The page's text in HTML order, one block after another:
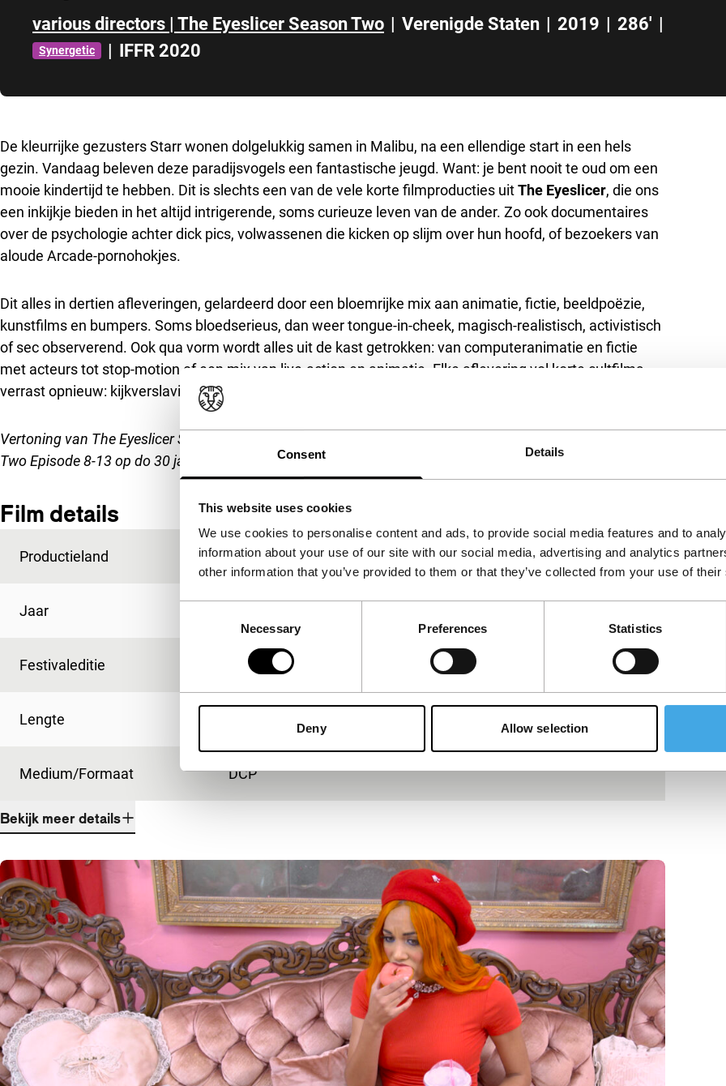
Consent Details
This website uses cookies
We use cookies to personalise content and ads, to provide social media features and to
information about your use of our site with our social media, advertising and analytics
other information that you’ve provided to them or that they’ve collected from your use of
Necessary Preferences Statistics
Deny Allow selection
various directors | The Eyeslicer Season Two | Verenigde Staten | 2019 | 286' |
Synergetic | IFFR 2020
De kleurrijke gezusters Starr wonen dolgelukkig samen in Malibu, na een ellendige start in een hels
gezin. Vandaag beleven deze paradijsvogels een fantastische jeugd. Want: je bent nooit te oud om een
mooie kindertijd te hebben. Dit is slechts een van de vele korte filmproducties uitThe Eyeslicer, die ons
een inkijkje bieden in het altijd intrigerende, soms curieuze leven van de ander. Zo ook documentaires
over de psychologie achter dick pics, volwassenen die kicken op slijm over hun hoofd, of bezoekers van
aloude Arcade-pornohokjes.
Dit alles in dertien afleveringen, gelardeerd door een bloemrijke mix aan animatie, fictie, beeldpoëzie,
kunstfilms en bumpers. Soms bloedserieus, dan weer tongue-in-cheek, magisch-realistisch, activistisch
of sec observerend. Ook qua vorm wordt alles uit de kast getrokken: van computeranimatie en fictie
met acteurs tot stop-motion of een mix van live-action en animatie. Elke aflevering vol korte cultfilms
verrast opnieuw: kijkverslaving ligt op de loer.
Vertoning van The Eyeslicer Season Two Episode 1-7
Two Episode 8-13 op do 30 jan
Film details
Productieland Verenigde Staten
Jaar
Festivaleditie IFFR 2020
Lengte
Medium/Formaat DCP
Bekijk meer details